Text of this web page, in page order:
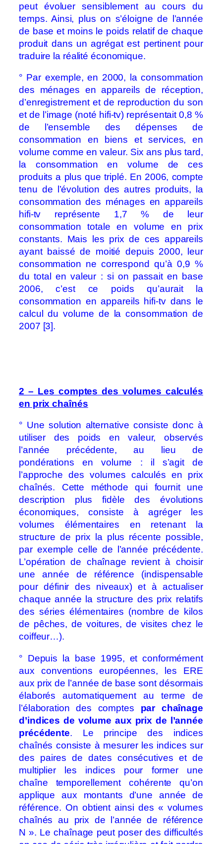
peut évoluer sensiblement au cours du
temps. Ainsi, plus on s’éloigne de l’année
de base et moins le poids relatif de chaque
produit dans un agrégat est pertinent pour
traduire la réalité économique.
° Par exemple, en 2000, la consommation
des ménages en appareils de réception,
d’enregistrement et de reproduction du son
et de l’image (noté hifi-tv) représentait 0,8 %
de l’ensemble des dépenses de
consommation en biens et services, en
volume comme en valeur. Six ans plus tard,
la consommation en volume de ces
produits a plus que triplé. En 2006, compte
tenu de l’évolution des autres produits, la
consommation des ménages en appareils
hifi-tv représente 1,7 % de leur
consommation totale en volume en prix
constants. Mais les prix de ces appareils
ayant baissé de moitié depuis 2000, leur
consommation ne correspond qu’à 0,9 %
du total en valeur : si on passait en base
2006, c’est ce poids qu’aurait la
consommation en appareils hifi-tv dans le
calcul du volume de la consommation de
2007 [3].
2 – Les comptes des volumes calculés
en prix chaînés
° Une solution alternative consiste donc à
utiliser des poids en valeur, observés
l’année précédente, au lieu de
pondérations en volume : il s’agit de
l’approche des volumes calculés en prix
chaînés. Cette méthode qui fournit une
description plus fidèle des évolutions
économiques, consiste à agréger les
volumes élémentaires en retenant la
structure de prix la plus récente possible,
par exemple celle de l’année précédente.
L’opération de chaînage revient à choisir
une année de référence (indispensable
pour définir des niveaux) et à actualiser
chaque année la structure des prix relatifs
des séries élémentaires (nombre de kilos
de pêches, de voitures, de visites chez le
coiffeur…).
° Depuis la base 1995, et conformément
aux conventions européennes, les ERE
aux prix de l’année de base sont désormais
élaborés automatiquement au terme de
l’élaboration des comptes par chaînage
d’indices de volume aux prix de l’année
précédente. Le principe des indices
chaînés consiste à mesurer les indices sur
des paires de dates consécutives et de
multiplier les indices pour former une
chaîne temporellement cohérente qu’on
applique aux montants d’une année de
référence. On obtient ainsi des « volumes
chaînés au prix de l’année de référence
N ». Le chaînage peut poser des difficultés